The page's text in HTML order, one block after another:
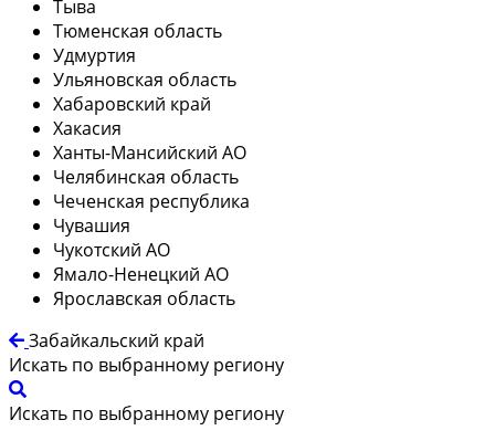
Тыва
Тюменская область
Удмуртия
Ульяновская область
Хабаровский край
Хакасия
Ханты-Мансийский АО
Челябинская область
Чеченская республика
Чувашия
Чукотский АО
Ямало-Ненецкий АО
Ярославская область
Забайкальский край
Искать по выбранному региону
Искать по выбранному региону